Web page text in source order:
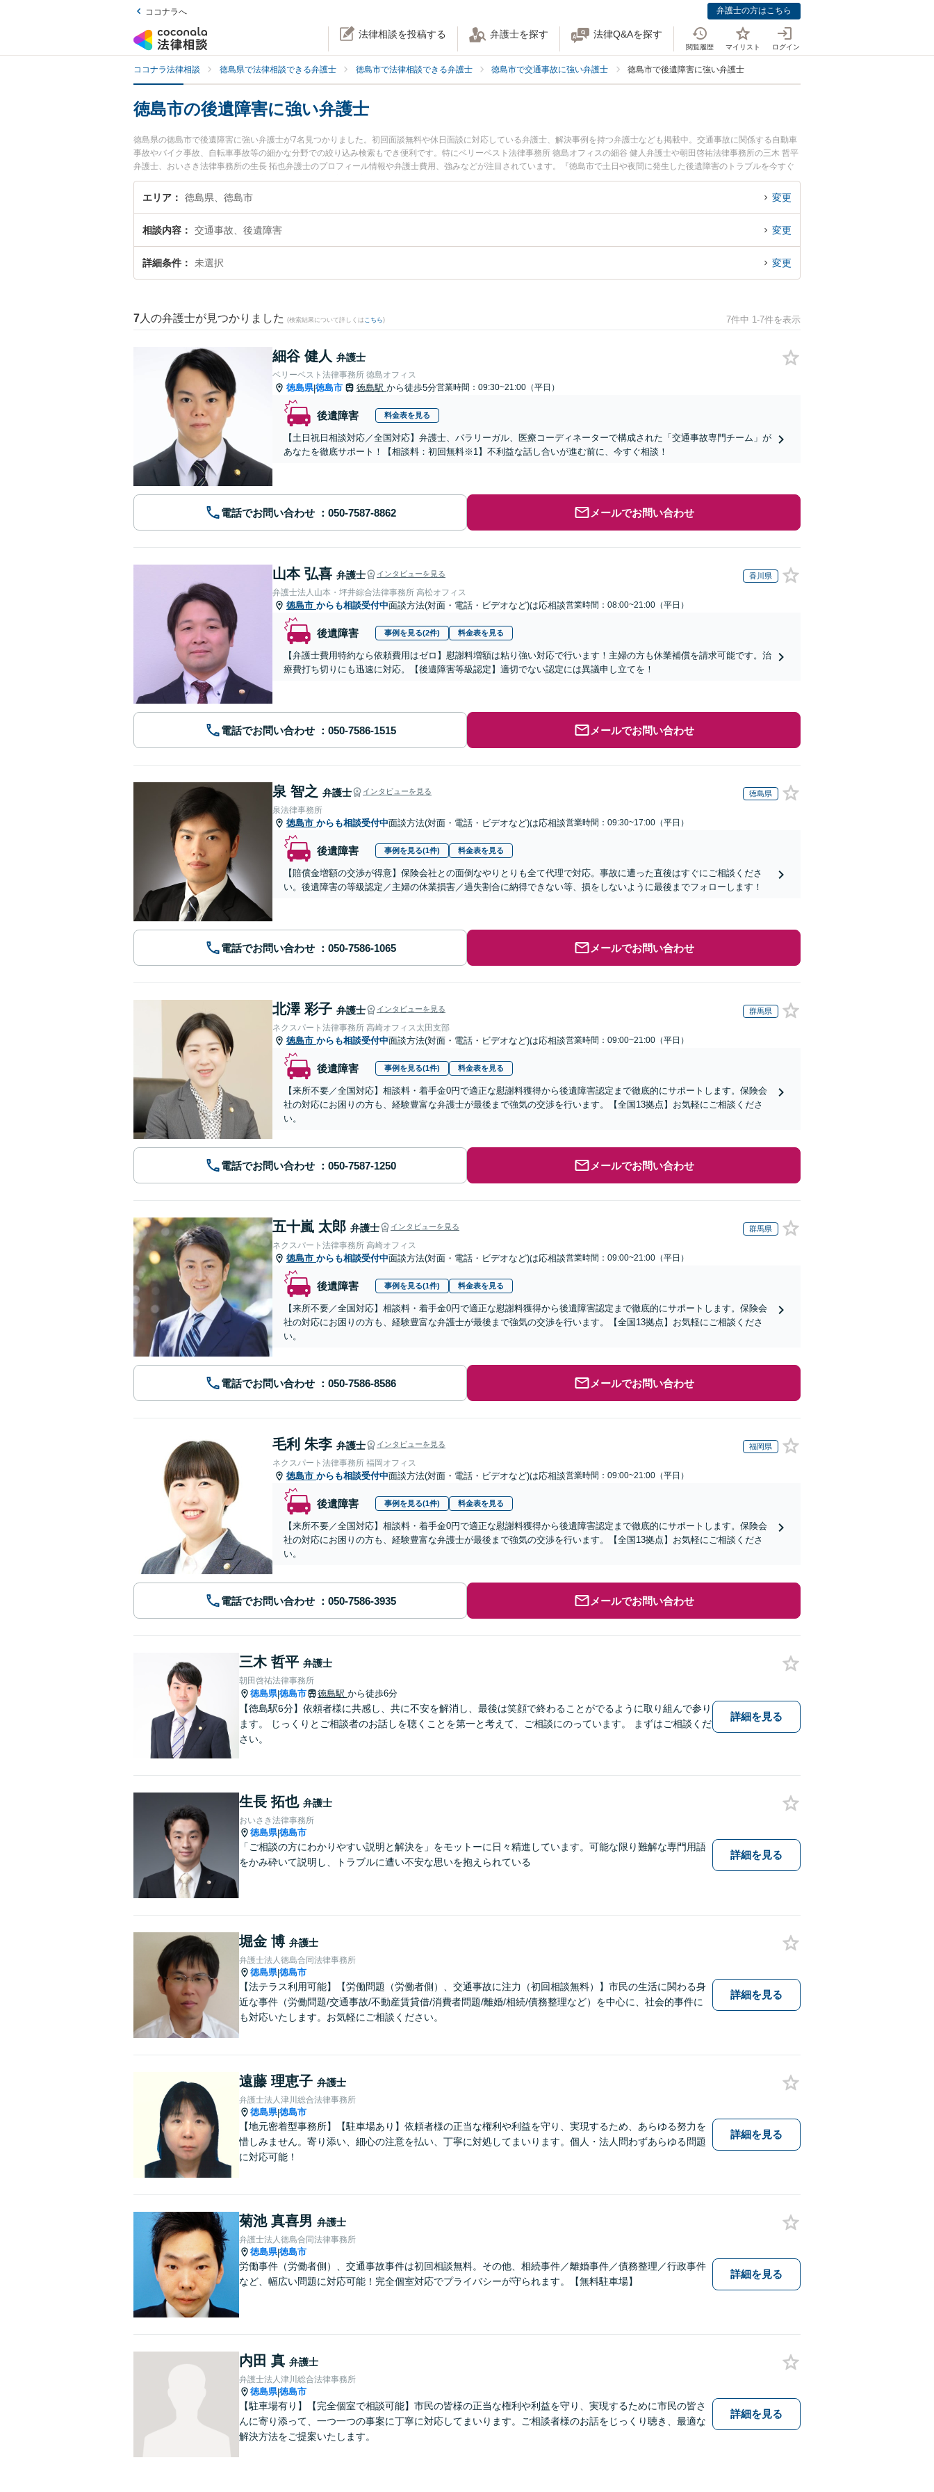
ココナラへ 弁護士の方はこちら
法律相談を投稿する 弁護士を探す 法律Q&Aを探す
閲覧履歴 マイリスト ログイン
ココナラ法律相談 徳島県で法律相談できる弁護士 徳島市で法律相談できる弁護士 徳島市で交通事故に強い弁護士 徳島市で後遺障害に強い弁護士
徳島市の後遺障害に強い弁護士
徳島県の徳島市で後遺障害に強い弁護士が7名見つかりました。初回面談無料や休日面談に対応している弁護士、解決事例を持つ弁護士なども掲載中。交通事故に関係する自動車
事故やバイク事故、自転車事故等の細かな分野での絞り込み検索もでき便利です。特にベリーベスト法律事務所 徳島オフィスの細谷 健人弁護士や朝田啓祐法律事務所の三木 哲平
弁護士、おいさき法律事務所の生長 拓也弁護士のプロフィール情報や弁護士費用、強みなどが注目されています。『徳島市で土日や夜間に発生した後遺障害のトラブルを今すぐ
に弁護士に相談したい』『後遺障害のトラブル解決の実績豊富な近くの弁護士を検索したい』『初回相談無料で後遺障害を法律相談できる徳島市内の弁護士に相談予約したい』な
どでお困りの相談者さんにおすすめです。
エリア 徳島県、徳島市 変更
相談内容 交通事故、後遺障害 変更
詳細条件 未選択 変更
7 人の弁護士が見つかりました (検索結果について詳しくは こちら) 7件中 1-7件を表示
細谷 健人 弁護士
ベリーベスト法律事務所 徳島オフィス
徳島県|徳島市 徳島駅 から徒歩5分営業時間：09:30~21:00（平日）
後遺障害 料金表を見る
【土日祝日相談対応／全国対応】弁護士、パラリーガル、医療コーディネーターで構成された「交通事故専門チーム」が
あなたを徹底サポート！【相談料：初回無料※1】不利益な話し合いが進む前に、今すぐ相談！
電話でお問い合わせ メールでお問い合わせ
山本 弘喜 弁護士 インタビューを見る 香川県
弁護士法人山本・坪井綜合法律事務所 高松オフィス
徳島市 からも相談受付中面談方法(対面・電話・ビデオなど)は応相談営業時間：08:00~21:00（平日）
後遺障害 事例を見る(2件) 料金表を見る
【弁護士費用特約なら依頼費用はゼロ】慰謝料増額は粘り強い対応で行います！主婦の方も休業補償を請求可能です。治
療費打ち切りにも迅速に対応。【後遺障害等級認定】適切でない認定には異議申し立てを！
電話でお問い合わせ メールでお問い合わせ
泉 智之 弁護士 インタビューを見る 徳島県
泉法律事務所
徳島市 からも相談受付中面談方法(対面・電話・ビデオなど)は応相談営業時間：09:30~17:00（平日）
後遺障害 事例を見る(1件) 料金表を見る
【賠償金増額の交渉が得意】保険会社との面倒なやりとりも全て代理で対応。事故に遭った直後はすぐにご相談くださ
い。後遺障害の等級認定／主婦の休業損害／過失割合に納得できない等、損をしないように最後までフォローします！
電話でお問い合わせ メールでお問い合わせ
北澤 彩子 弁護士 インタビューを見る 群馬県
ネクスパート法律事務所 高崎オフィス太田支部
徳島市 からも相談受付中面談方法(対面・電話・ビデオなど)は応相談営業時間：09:00~21:00（平日）
後遺障害 事例を見る(1件) 料金表を見る
【来所不要／全国対応】相談料・着手金0円で適正な慰謝料獲得から後遺障害認定まで徹底的にサポートします。保険会
社の対応にお困りの方も、経験豊富な弁護士が最後まで強気の交渉を行います。【全国13拠点】お気軽にご相談くださ
い。
電話でお問い合わせ メールでお問い合わせ
五十嵐 太郎 弁護士 インタビューを見る 群馬県
ネクスパート法律事務所 高崎オフィス
徳島市 からも相談受付中面談方法(対面・電話・ビデオなど)は応相談営業時間：09:00~21:00（平日）
後遺障害 事例を見る(1件) 料金表を見る
【来所不要／全国対応】相談料・着手金0円で適正な慰謝料獲得から後遺障害認定まで徹底的にサポートします。保険会
社の対応にお困りの方も、経験豊富な弁護士が最後まで強気の交渉を行います。【全国13拠点】お気軽にご相談くださ
い。
電話でお問い合わせ メールでお問い合わせ
毛利 朱李 弁護士 インタビューを見る 福岡県
ネクスパート法律事務所 福岡オフィス
徳島市 からも相談受付中面談方法(対面・電話・ビデオなど)は応相談営業時間：09:00~21:00（平日）
後遺障害 事例を見る(1件) 料金表を見る
【来所不要／全国対応】相談料・着手金0円で適正な慰謝料獲得から後遺障害認定まで徹底的にサポートします。保険会
社の対応にお困りの方も、経験豊富な弁護士が最後まで強気の交渉を行います。【全国13拠点】お気軽にご相談くださ
い。
電話でお問い合わせ メールでお問い合わせ
三木 哲平 弁護士
朝田啓祐法律事務所
徳島県|徳島市 徳島駅 から徒歩6分
【徳島駅6分】依頼者様に共感し、共に不安を解消し、最後は笑顔で終わることがでるように取り組んで参り
ます。 じっくりとご相談者のお話しを聴くことを第一と考えて、ご相談にのっています。 まずはご相談くだ
さい。
詳細を見る
生長 拓也 弁護士
おいさき法律事務所
徳島県|徳島市
「ご相談の方にわかりやすい説明と解決を」をモットーに日々精進しています。可能な限り難解な専門用語
をかみ砕いて説明し、トラブルに遭い不安な思いを抱えられている
詳細を見る
堀金 博 弁護士
弁護士法人徳島合同法律事務所
徳島県|徳島市
【法テラス利用可能】【労働問題（労働者側）、交通事故に注力（初回相談無料）】市民の生活に関わる身
近な事件（労働問題/交通事故/不動産賃貸借/消費者問題/離婚/相続/債務整理など）を中心に、社会的事件に
も対応いたします。お気軽にご相談ください。
詳細を見る
遠藤 理恵子 弁護士
弁護士法人津川総合法律事務所
徳島県|徳島市
【地元密着型事務所】【駐車場あり】依頼者様の正当な権利や利益を守り、実現するため、あらゆる努力を
惜しみません。寄り添い、細心の注意を払い、丁寧に対処してまいります。個人・法人問わずあらゆる問題
に対応可能！
詳細を見る
菊池 真喜男 弁護士
弁護士法人徳島合同法律事務所
徳島県|徳島市
労働事件（労働者側）、交通事故事件は初回相談無料。その他、相続事件／離婚事件／債務整理／行政事件
など、幅広い問題に対応可能！完全個室対応でプライバシーが守られます。【無料駐車場】
詳細を見る
内田 真 弁護士
弁護士法人津川総合法律事務所
徳島県|徳島市
【駐車場有り】【完全個室で相談可能】市民の皆様の正当な権利や利益を守り、実現するために市民の皆さ
んに寄り添って、一つ一つの事案に丁寧に対応してまいります。ご相談者様のお話をじっくり聴き、最適な
解決方法をご提案いたします。
詳細を見る